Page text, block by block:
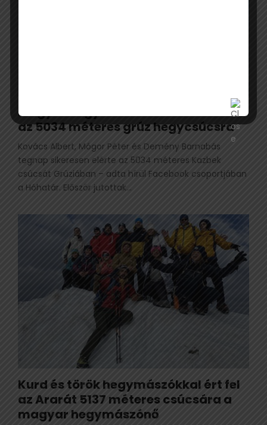
Magyar hegymászók értek fel télen
az 5034 méteres grúz hegycsúcsra
Kovács Albert, Mógor Péter és Demény Barnabás
tegnap sikeresen elérte az 5034 méteres Kazbek
csúcsát Grúziában – adta hírül Facebook csoportjában
a Hóhatár. Először jutottak...
Kurd és török hegymászókkal ért fel
az Ararát 5137 méteres csúcsára a
magyar hegymászónő